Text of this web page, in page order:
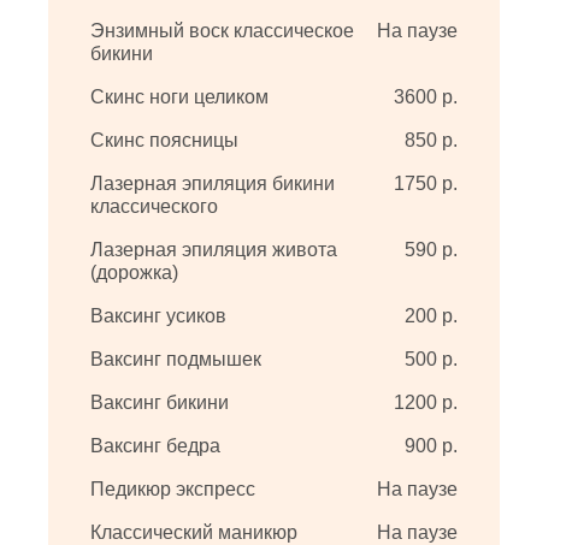
Энзимный воск классическое
бикини
На паузе
Скинс ноги целиком 3600 р.
Скинс поясницы 850 р.
Лазерная эпиляция бикини
классического
1750 р.
Лазерная эпиляция живота
(дорожка)
590 р.
Ваксинг усиков 200 р.
Ваксинг подмышек 500 р.
Ваксинг бикини 1200 р.
Ваксинг бедра 900 р.
Педикюр экспресс На паузе
Классический маникюр На паузе